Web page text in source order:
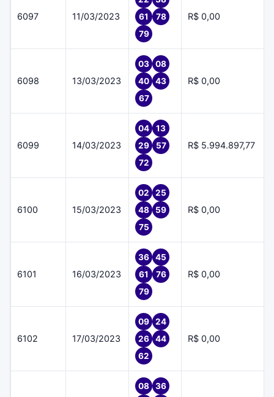
6097 11/03/2023
61
78
79
R$ 0,00
6098 13/03/2023
03
08
40
43
67
R$ 0,00
6099 14/03/2023
04
13
29
57
72
R$ 5.994.897,77
6100 15/03/2023
02
25
48
59
75
R$ 0,00
6101 16/03/2023
36
45
61
76
79
R$ 0,00
6102 17/03/2023
09
24
26
44
62
R$ 0,00
08
36